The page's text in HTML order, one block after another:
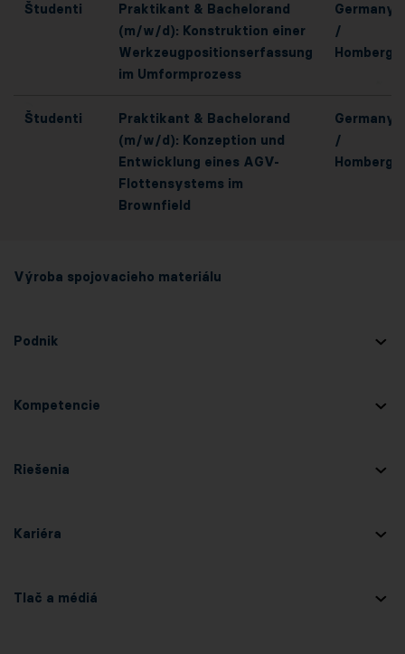
Študenti
Praktikant & Bachelorand
(m/w/d): Konstruktion einer
Werkzeugpositionserfassung
im Umformprozess
Germany
/
Homberg
Študenti
Praktikant & Bachelorand
(m/w/d): Konzeption und
Entwicklung eines AGV-
Flottensystems im
Brownfield
Germany
/
Homberg
Výroba spojovacieho materiálu
Podnik
Kompetencie
Riešenia
Kariéra
Tlač a médiá